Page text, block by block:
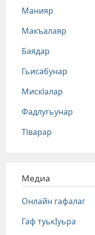
Манияр
Макъалаяр
Баядар
Гьисабунар
Мискlалар
Фадлугьунар
Тlварар
Медиа
Онлайн гафалаг
Гаф туькIуьра